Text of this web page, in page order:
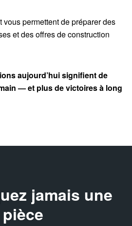
permettent de préparer des
et des offres de construction
aujourd’hui signifient de
— et plus de victoires à long
jamais une
pièce